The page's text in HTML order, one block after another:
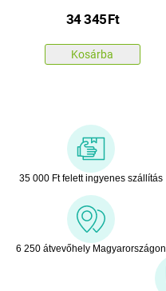
34 345Ft
Kosárba
35 000 Ft felett ingyenes szállítás
6 250 átvevőhely Magyarországon